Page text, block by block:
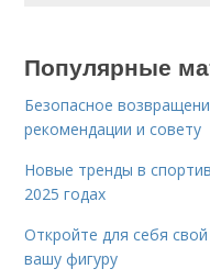
Популярные
Безопасное
рекомендации и совету
Новые тренды в
2025 годах
Откройте для себя
вашу фигуру